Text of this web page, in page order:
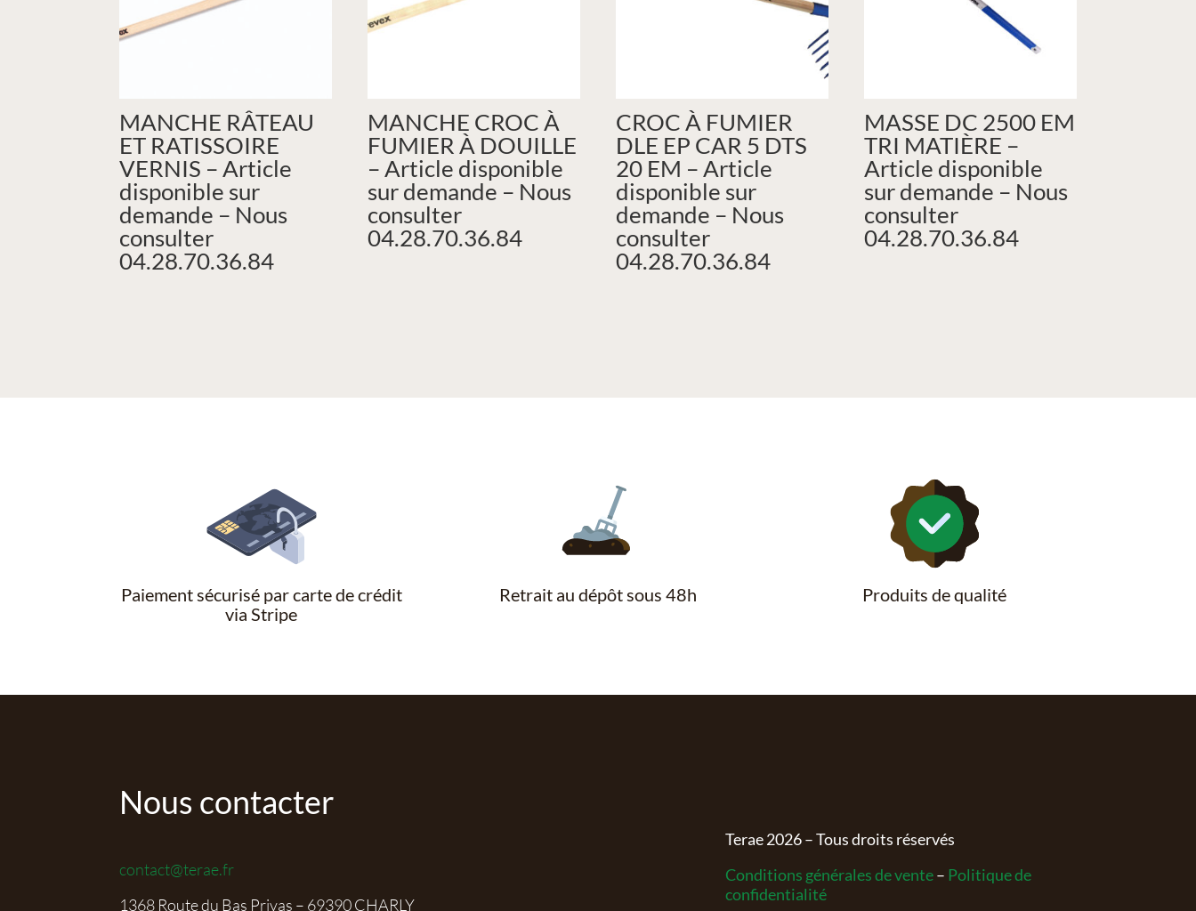
MANCHE RÂTEAU
ET RATISSOIRE
VERNIS – Article
disponible sur
demande – Nous
consulter
04.28.70.36.84
MANCHE CROC À
FUMIER À DOUILLE
– Article disponible
sur demande – Nous
consulter
04.28.70.36.84
CROC À FUMIER
DLE EP CAR 5 DTS
20 EM – Article
disponible sur
demande – Nous
consulter
04.28.70.36.84
MASSE DC 2500 EM
TRI MATIÈRE –
Article disponible
sur demande – Nous
consulter
04.28.70.36.84
Paiement sécurisé par carte de crédit
via Stripe
Retrait au dépôt sous 48h Produits de qualité
Nous contacter
contact@terae.fr
1368 Route du Bas Privas – 69390 CHARLY
Terae2026– Tous droits réservés
Conditions générales de vente– Politique de
confidentialité